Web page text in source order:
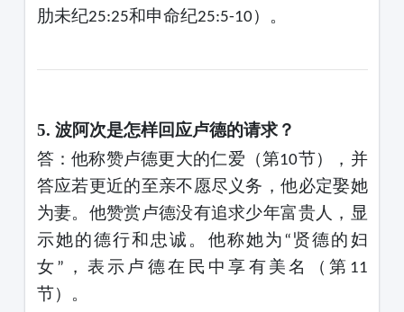
肋未纪25:25和申命纪25:5-10）。
5. 波阿次是怎样回应卢德的请求？
答：他称赞卢德更大的仁爱（第10节），并
答应若更近的至亲不愿尽义务，他必定娶她
为妻。他赞赏卢德没有追求少年富贵人，显
示她的德行和忠诚。他称她为 “ 贤德的妇
女 ” ，表示卢德在民中享有美名（第 11
节）。